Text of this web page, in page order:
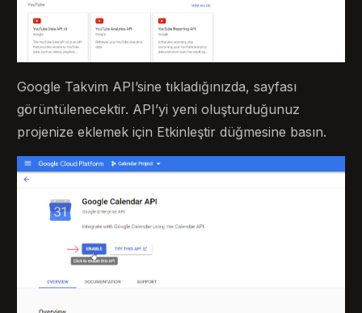
Google Takvim API’sine tıkladığınızda, sayfası
görüntülenecektir. API’yi yeni oluşturduğunuz
projenize eklemek için Etkinleştir düğmesine basın.